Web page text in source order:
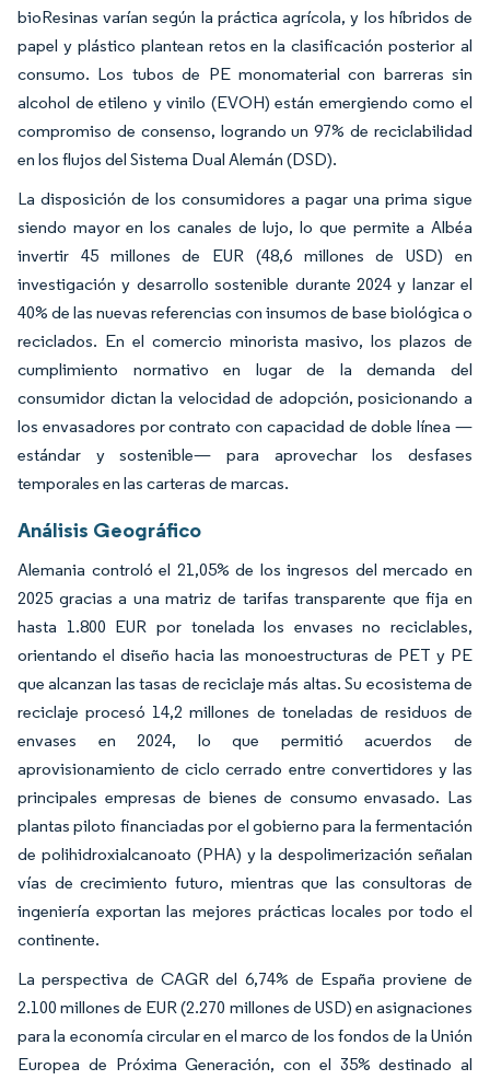
bioResinas varían según la práctica agrícola, y los híbridos de
papel y plástico plantean retos en la clasificación posterior al
consumo. Los tubos de PE monomaterial con barreras sin
alcohol de etileno y vinilo (EVOH) están emergiendo como el
compromiso de consenso, logrando un 97% de reciclabilidad
en los flujos del Sistema Dual Alemán (DSD).
La disposición de los consumidores a pagar una prima sigue
siendo mayor en los canales de lujo, lo que permite a Albéa
invertir 45 millones de EUR (48,6 millones de USD) en
investigación y desarrollo sostenible durante 2024 y lanzar el
40% de las nuevas referencias con insumos de base biológica o
reciclados. En el comercio minorista masivo, los plazos de
cumplimiento normativo en lugar de la demanda del
consumidor dictan la velocidad de adopción, posicionando a
los envasadores por contrato con capacidad de doble línea —
estándar y sostenible— para aprovechar los desfases
temporales en las carteras de marcas.
Análisis Geográfico
Alemania controló el 21,05% de los ingresos del mercado en
2025 gracias a una matriz de tarifas transparente que fija en
hasta 1.800 EUR por tonelada los envases no reciclables,
orientando el diseño hacia las monoestructuras de PET y PE
que alcanzan las tasas de reciclaje más altas. Su ecosistema de
reciclaje procesó 14,2 millones de toneladas de residuos de
envases en 2024, lo que permitió acuerdos de
aprovisionamiento de ciclo cerrado entre convertidores y las
principales empresas de bienes de consumo envasado. Las
plantas piloto financiadas por el gobierno para la fermentación
de polihidroxialcanoato (PHA) y la despolimerización señalan
vías de crecimiento futuro, mientras que las consultoras de
ingeniería exportan las mejores prácticas locales por todo el
continente.
La perspectiva de CAGR del 6,74% de España proviene de
2.100 millones de EUR (2.270 millones de USD) en asignaciones
para la economía circular en el marco de los fondos de la Unión
Europea de Próxima Generación, con el 35% destinado al